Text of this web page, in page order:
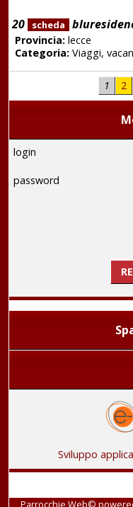
20 scheda
Provincia:lecce
Categoria:Viaggi,
1 2
login
password
Sviluppo